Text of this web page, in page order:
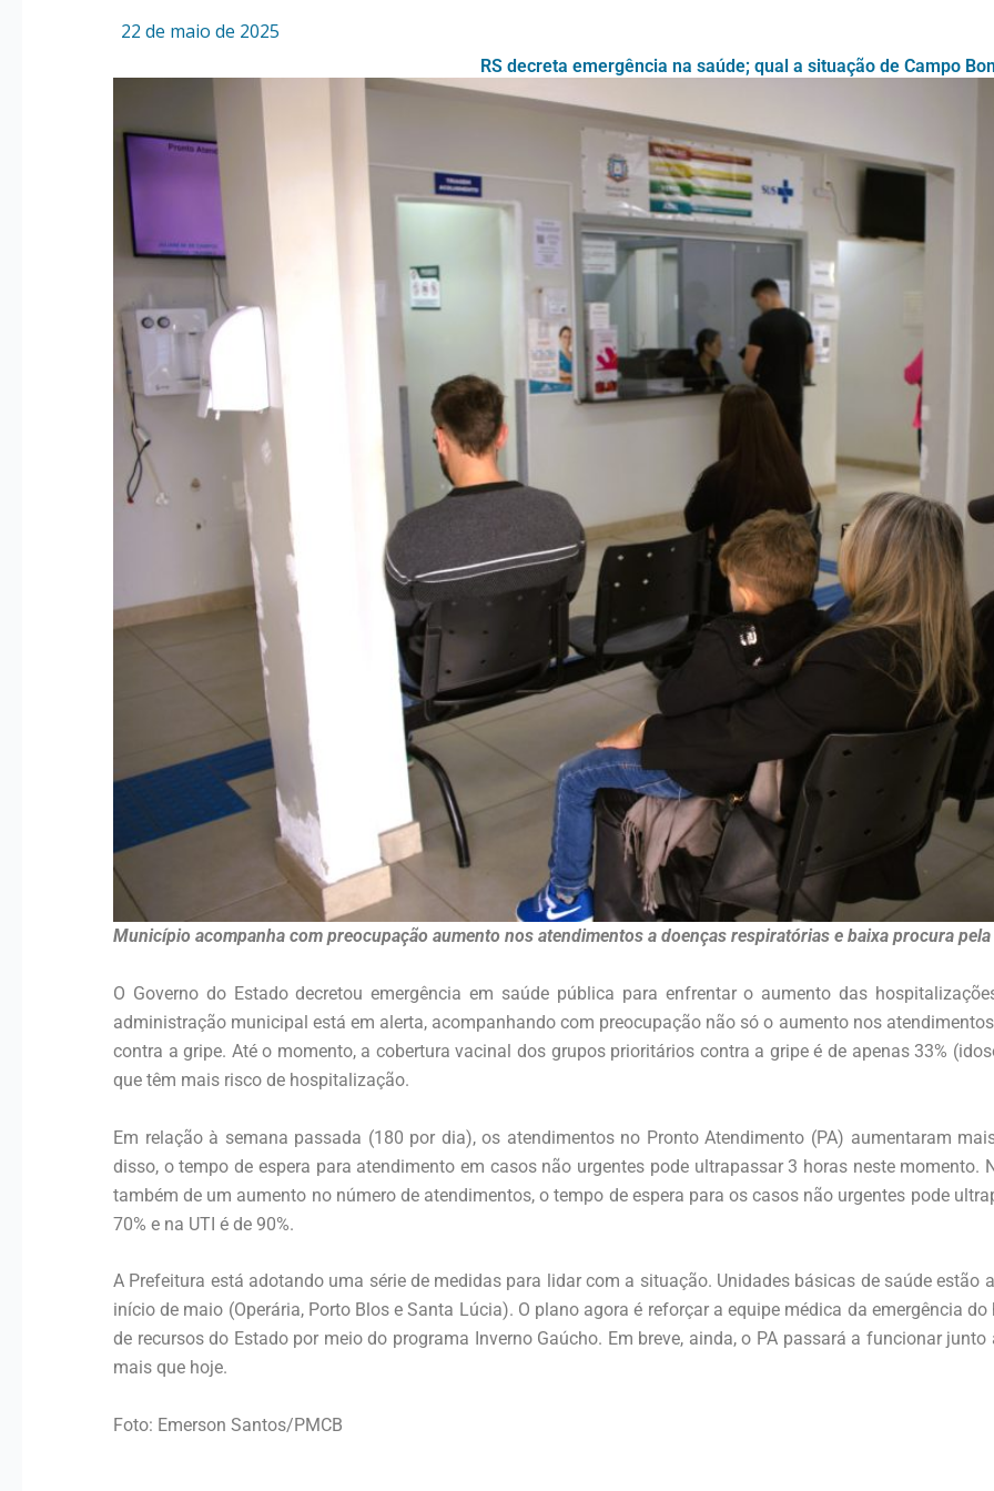
22 de maio de 2025
RS decreta emergência na saúde; qual a situação de Campo
Município acompanha com preocupação aumento nos atendimentos a doenças respiratórias e baixa procura
O Governo do Estado decretou emergência em saúde pública para enfrentar o aumento das
administração municipal está em alerta, acompanhando com preocupação não só o aumento nos
contra a gripe. Até o momento, a cobertura vacinal dos grupos prioritários contra a gripe é de apenas 33%
que têm mais risco de hospitalização.
Em relação à semana passada (180 por dia), os atendimentos no Pronto Atendimento (PA) aumentaram
disso, o tempo de espera para atendimento em casos não urgentes pode ultrapassar 3 horas neste momento.
também de um aumento no número de atendimentos, o tempo de espera para os casos não urgentes pode
70% e na UTI é de 90%.
A Prefeitura está adotando uma série de medidas para lidar com a situação. Unidades básicas de saúde estão
início de maio (Operária, Porto Blos e Santa Lúcia). O plano agora é reforçar a equipe médica da emergência
de recursos do Estado por meio do programa Inverno Gaúcho. Em breve, ainda, o PA passará a funcionar
mais que hoje.
Foto: Emerson Santos/PMCB